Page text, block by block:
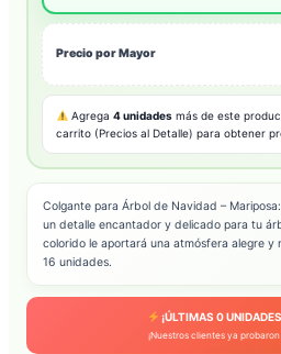
Precio por Mayor
Agrega4 unidades más de este
carrito (Precios al Detalle) para obtener
Colgante para Árbol de Navidad –
un detalle encantador y delicado para tu
colorido le aportará una atmósfera alegre y
16 unidades.
¡ÚLTIMAS0
¡Nuestros clientes ya